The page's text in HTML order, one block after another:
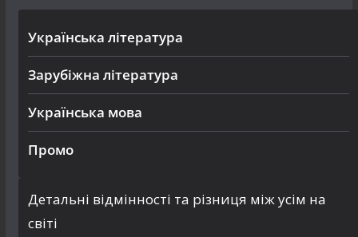
Українська література
Зарубіжна література
Українська мова
Промо
Детальні відмінності та різниця між усім на
світі